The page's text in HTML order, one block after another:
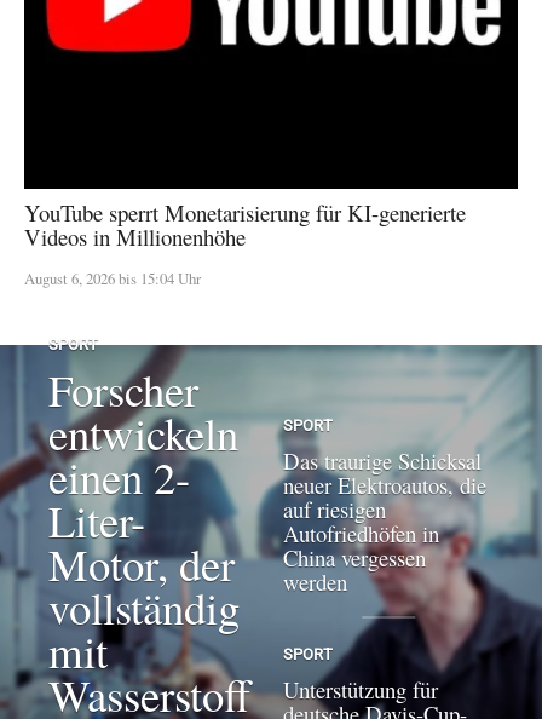
YouTube sperrt Monetarisierung für KI-generierte
Videos in Millionenhöhe
August 6, 2026 bis 15:04 Uhr
SPORT
Forscher
entwickeln
einen 2-
Liter-
Motor, der
vollständig
mit
Wasserstoff
SPORT
Das traurige Schicksal
neuer Elektroautos, die
auf riesigen
Autofriedhöfen in
China vergessen
werden
SPORT
Unterstützung für
deutsche Davis-Cup-